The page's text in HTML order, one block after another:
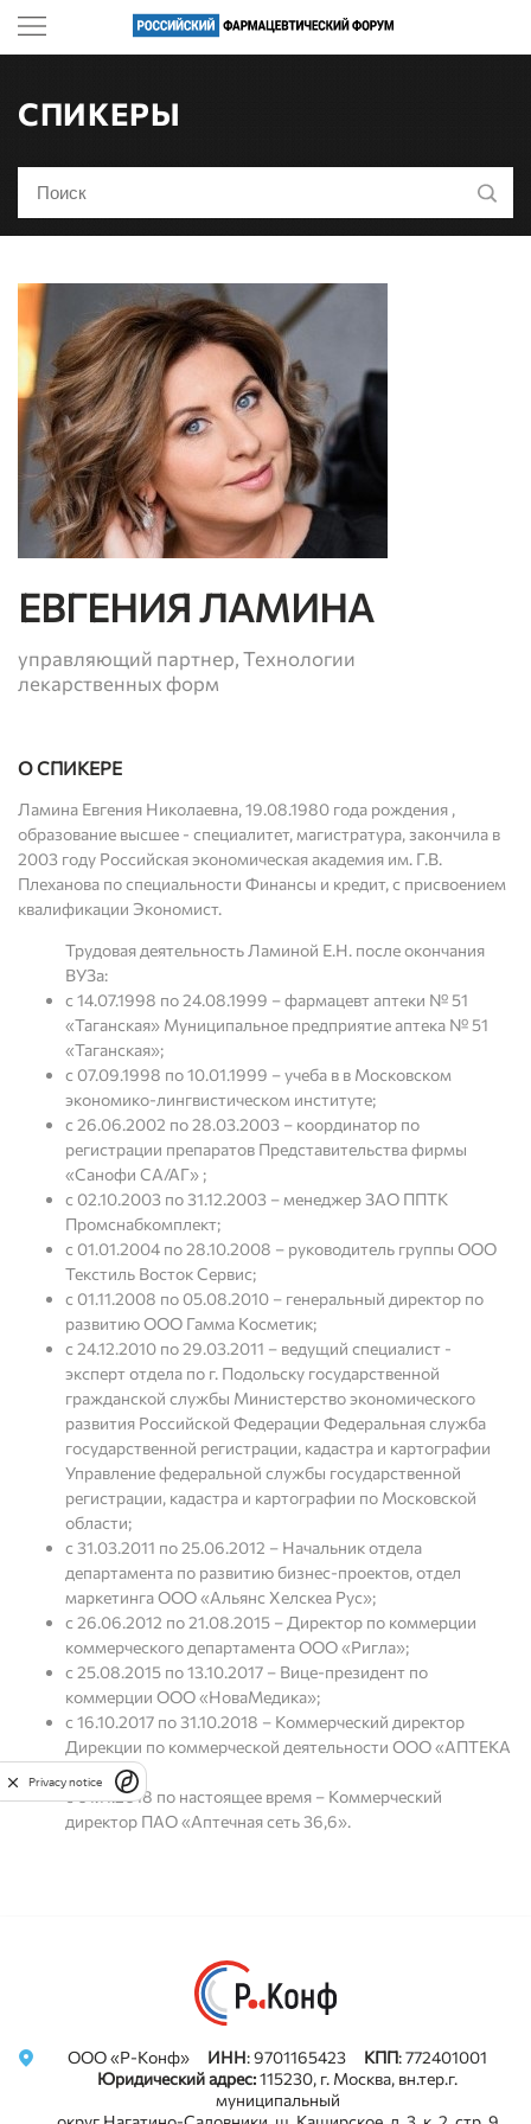
СПИКЕРЫ
ЕВГЕНИЯ ЛАМИНА
управляющий партнер, Технологии
лекарственных форм
О СПИКЕРЕ
Ламина Евгения Николаевна, 19.08.1980 года рождения ,
образование высшее - специалитет, магистратура, закончила в
2003 году Российская экономическая академия им. Г.В.
Плеханова по специальности Финансы и кредит, с присвоением
квалификации Экономист.
Трудовая деятельность Ламиной Е.Н. после окончания
ВУЗа:
с 14.07.1998 по 24.08.1999 – фармацевт аптеки № 51
«Таганская» Муниципальное предприятие аптека № 51
«Таганская»;
с 07.09.1998 по 10.01.1999 – учеба в в Московском
экономико-лингвистическом институте;
с 26.06.2002 по 28.03.2003 – координатор по
регистрации препаратов Представительства фирмы
«Санофи СА/АГ» ;
с 02.10.2003 по 31.12.2003 – менеджер ЗАО ППТК
Промснабкомплект;
с 01.01.2004 по 28.10.2008 – руководитель группы ООО
Текстиль Восток Сервис;
с 01.11.2008 по 05.08.2010 – генеральный директор по
развитию ООО Гамма Косметик;
с 24.12.2010 по 29.03.2011 – ведущий специалист -
эксперт отдела по г. Подольску государственной
гражданской службы Министерство экономического
развития Российской Федерации Федеральная служба
государственной регистрации, кадастра и картографии
Управление федеральной службы государственной
регистрации, кадастра и картографии по Московской
области;
с 31.03.2011 по 25.06.2012 – Начальник отдела
департамента по развитию бизнес-проектов, отдел
маркетинга ООО «Альянс Хелскеа Рус»;
с 26.06.2012 по 21.08.2015 – Директор по коммерции
коммерческого департамента ООО «Ригла»;
с 25.08.2015 по 13.10.2017 – Вице-президент по
коммерции ООО «НоваМедика»;
с 16.10.2017 по 31.10.2018 – Коммерческий директор
Дирекции по коммерческой деятельности ООО «АПТЕКА
– А.в.е.»;
с 01.11.2018 по настоящее время – Коммерческий
директор ПАО «Аптечная сеть 36,6».
ООО «Р-Конф» ИНН: 9701165423 КПП: 772401001
Юридический адрес:115230, г. Москва, вн.тер.г.
муниципальный
Privacy notice